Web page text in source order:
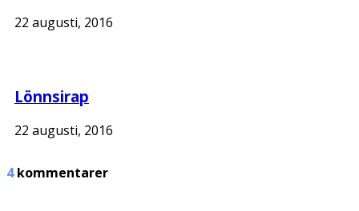
22 augusti, 2016
Lönnsirap
22 augusti, 2016
4kommentarer